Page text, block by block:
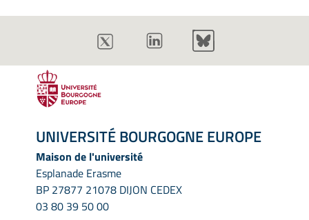
UNIVERSITÉ BOURGOGNE EUROPE
Maison de l'université
Esplanade Erasme
BP 27877 21078 DIJON CEDEX
03 80 39 50 00